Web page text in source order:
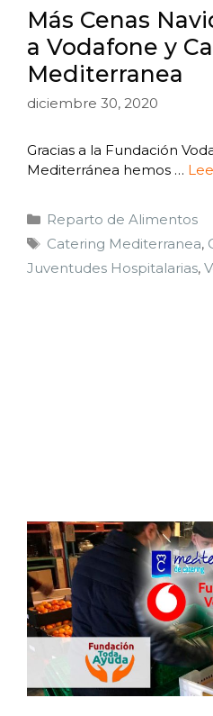
Más Cenas
a Vodafone y
Mediterranea
diciembre 30, 2020
Gracias a la Fundación
Mediterránea hemos …
Reparto de Alimentos
Catering Mediterranea,
Juventudes Hospitalarias,